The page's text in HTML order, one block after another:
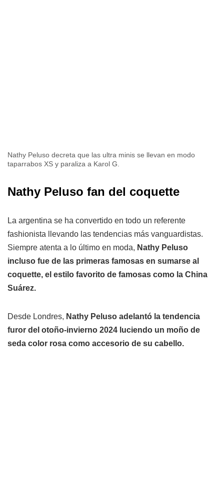
Nathy Peluso decreta que las ultra minis se llevan en modo
taparrabos XS y paraliza a Karol G.
Nathy Peluso fan del coquette
La argentina se ha convertido en todo un referente
fashionista llevando las tendencias más vanguardistas.
Siempre atenta a lo último en moda, Nathy Peluso
incluso fue de las primeras famosas en sumarse al
coquette, el estilo favorito de famosas como la China
Suárez.
Desde Londres, Nathy Peluso adelantó la tendencia
furor del otoño-invierno 2024 luciendo un moño de
seda color rosa como accesorio de su cabello.